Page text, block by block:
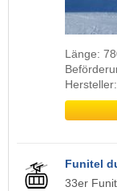
Länge:
Funitel
33er